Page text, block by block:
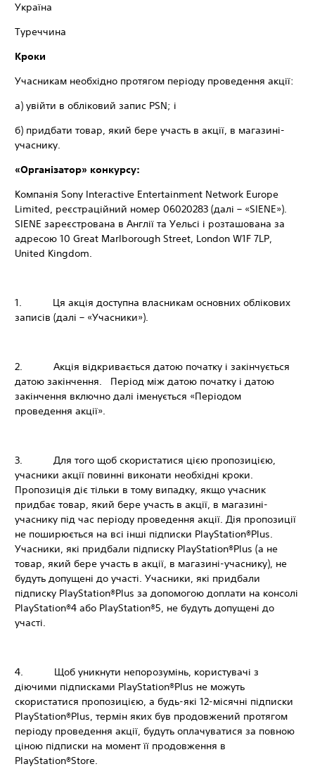
Україна
Туреччина
Кроки
Учасникам необхідно протягом періоду проведення акції:
а) увійти в обліковий запис PSN; і
б) придбати товар, який бере участь в акції, в магазині-
учаснику.
«Організатор» конкурсу:
Компанія Sony Interactive Entertainment Network Europe
Limited, реєстраційний номер 06020283 (далі – «SIENE»).
SIENE зареєстрована в Англії та Уельсі і розташована за
адресою 10 Great Marlborough Street, London W1F 7LP,
United Kingdom.
1. Ця акція доступна власникам основних облікових
записів (далі – «Учасники»).
2. Акція відкривається датою початку і закінчується
датою закінчення. Період між датою початку і датою
закінчення включно далі іменується «Періодом
проведення акції».
3. Для того щоб скористатися цією пропозицією,
учасники акції повинні виконати необхідні кроки.
Пропозиція діє тільки в тому випадку, якщо учасник
придбає товар, який бере участь в акції, в магазині-
учаснику під час періоду проведення акції. Дія пропозиції
не поширюється на всі інші підписки PlayStation®Plus.
Учасники, які придбали підписку PlayStation®Plus (а не
товар, який бере участь в акції, в магазині-учаснику), не
будуть допущені до участі. Учасники, які придбали
підписку PlayStation®Plus за допомогою доплати на консолі
PlayStation®4 або PlayStation®5, не будуть допущені до
участі.
4. Щоб уникнути непорозумінь, користувачі з
діючими підписками PlayStation®Plus не можуть
скористатися пропозицією, а будь-які 12-місячні підписки
PlayStation®Plus, термін яких був продовжений протягом
періоду проведення акції, будуть оплачуватися за повною
ціною підписки на момент її продовження в
PlayStation®Store.